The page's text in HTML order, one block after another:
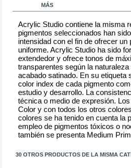
MÁS
Acrylic Studio contiene la misma
pigmentos seleccionados han
intensidad con el fin de ofrecer
uniforme. Acrylic Studio ha sido
extendedor y ofrece tonos de
transparentes según la
acabado satinado. En su etiqueta
color index de cada pigmento
estudio y desarrollo. La
técnica o medio de expresión.
Color y con todos los otros
colores se ha tenido en cuenta la
empleo de pigmentos tóxicos o
también se presenta Medium
30 OTROS PRODUCTOS DE LA MISMA